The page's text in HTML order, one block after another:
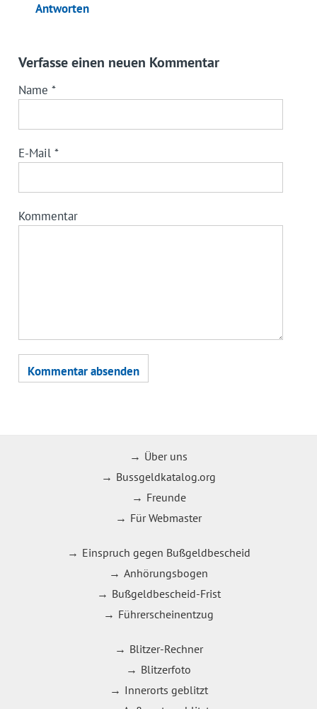
Antworten
Verfasse einen neuen Kommentar
Name *
E-Mail *
Kommentar
Über uns
Bussgeldkatalog.org
Freunde
Für Webmaster
Einspruch gegen Bußgeldbescheid
Anhörungsbogen
Bußgeldbescheid-Frist
Führerscheinentzug
Blitzer-Rechner
Blitzerfoto
Innerorts geblitzt